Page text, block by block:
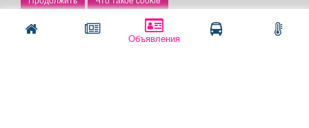
Объявления
объявлениях.
+16 © 2006-2026 ООО "Частник-М"